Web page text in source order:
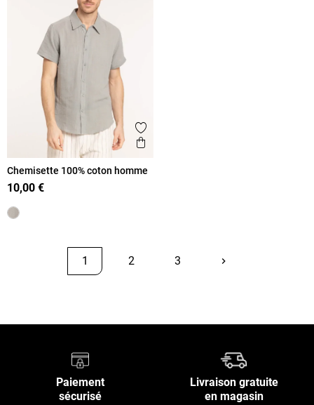
Ajouter aux favoris
Aperçu rapide
Chemisette 100% coton homme
10,00 €
1 2 3 keyboard_arrow_rightSuivant
Paiement
sécurisé
Livraison gratuite
en magasin